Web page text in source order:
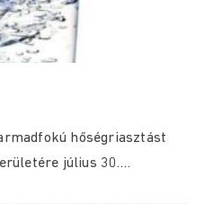
hőségriasztást
július 30.